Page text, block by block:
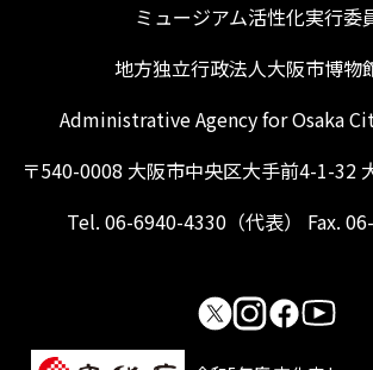
ミュージアム活性化実行委
地方独立行政法人大阪市博物
Administrative Agency for Osaka
〒540-0008 大阪市中央区大手前4-1-32
Tel. 06-6940-4330（代表） Fax.